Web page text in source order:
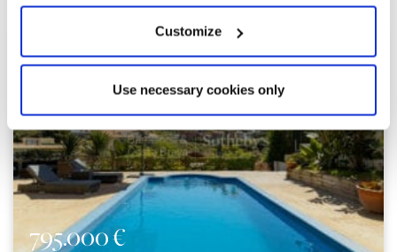
Customize
Use necessary cookies only
795.000 €